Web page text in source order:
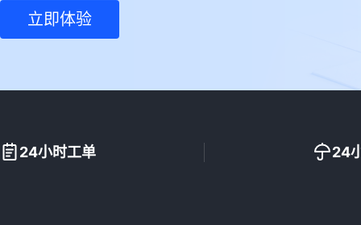
立即体验
24小时工单 24